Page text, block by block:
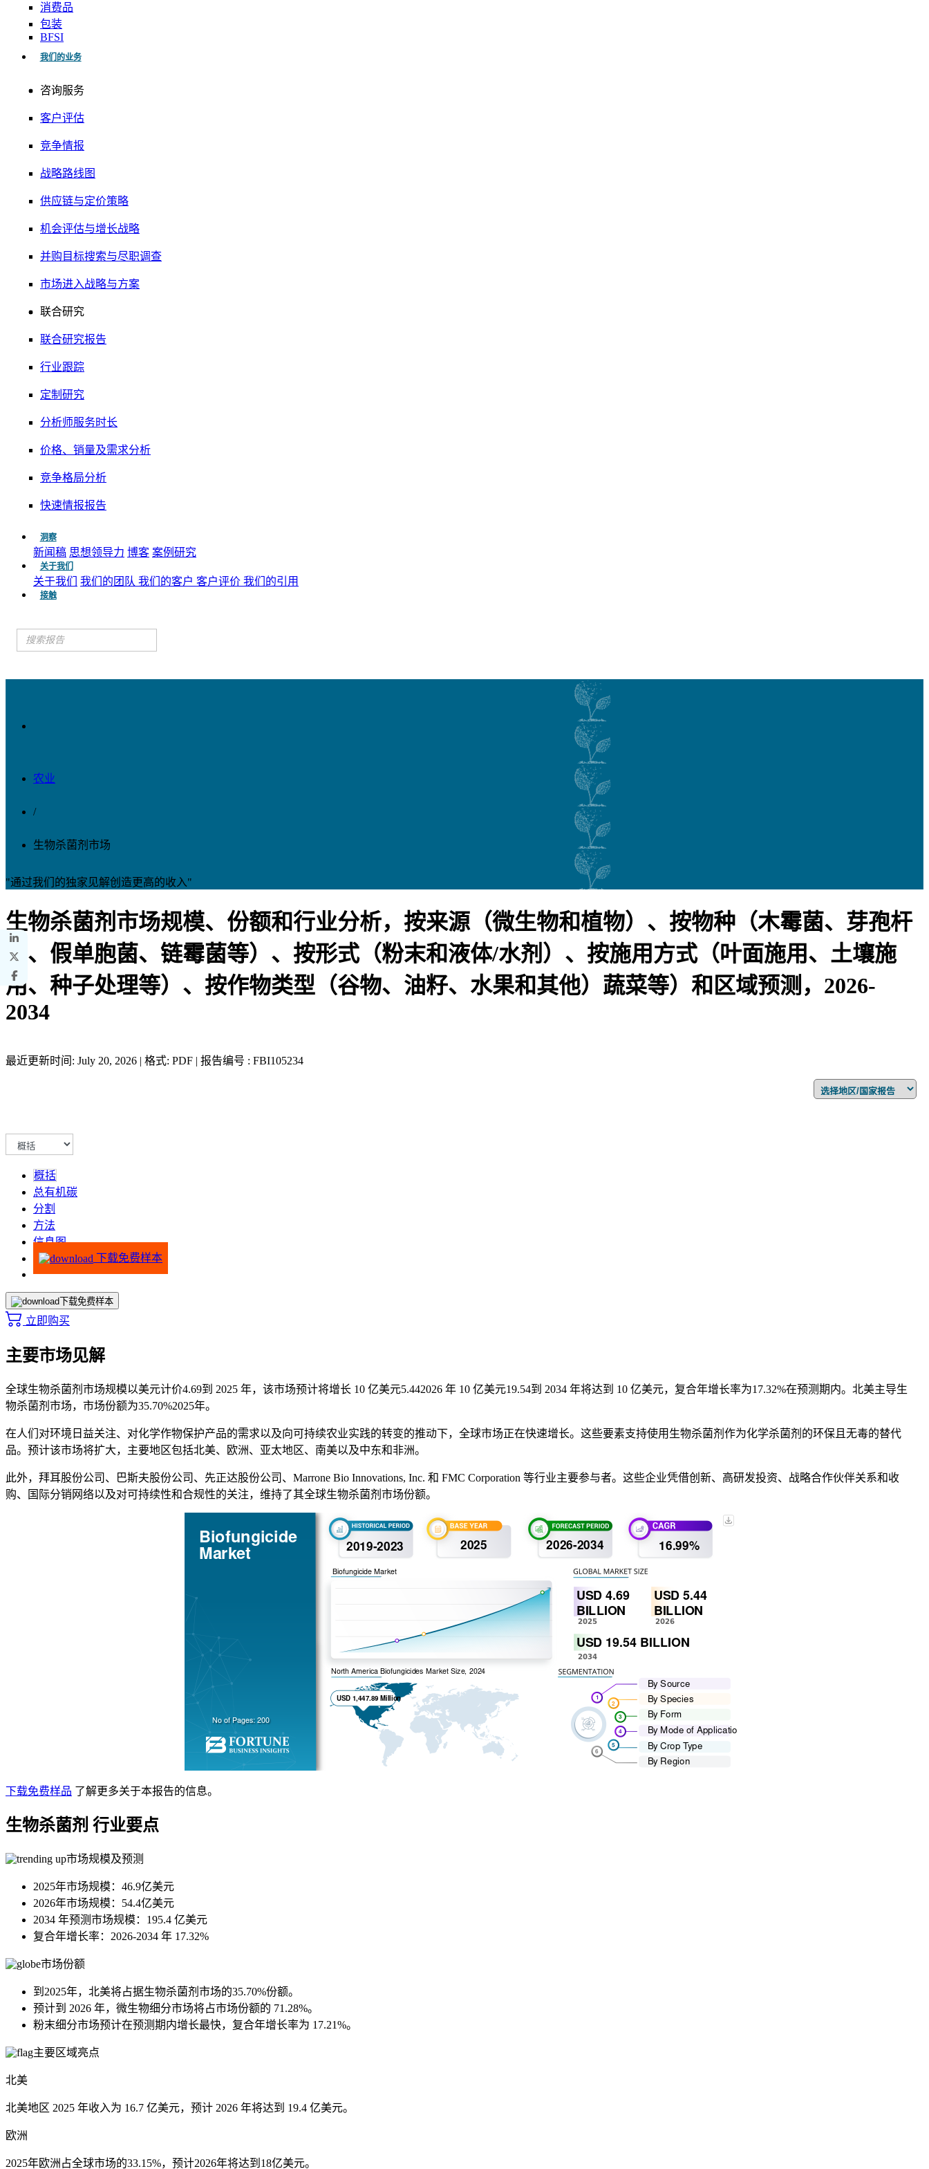
消费品
包装
BFSI
我们的业务
咨询服务
客户评估
竞争情报
战略路线图
供应链与定价策略
机会评估与增长战略
并购目标搜索与尽职调查
市场进入战略与方案
联合研究
联合研究报告
行业跟踪
定制研究
分析师服务时长
价格、销量及需求分析
竞争格局分析
快速情报报告
洞察
新闻稿 思想领导力 博客 案例研究
关于我们
关于我们 我们的团队 我们的客户 客户评价 我们的引用
接触
农业
/
生物杀菌剂市场
"通过我们的独家见解创造更高的收入"
生物杀菌剂市场规模、份额和行业分析，按来源（微生物和植物）、按物种（木霉菌、芽孢杆
菌、假单胞菌、链霉菌等）、按形式（粉末和液体/水剂）、按施用方式（叶面施用、土壤施
用、种子处理等）、按作物类型（谷物、油籽、水果和其他）蔬菜等）和区域预测，2026-
2034
最近更新时间: July 20, 2026 | 格式: PDF | 报告编号 : FBI105234
概括
总有机碳
分割
方法
信息图
下载免费样本
下载免费样本
立即购买
主要市场见解
全球生物杀菌剂市场规模以美元计价4.69到 2025 年，该市场预计将增长 10 亿美元5.442026 年 10 亿美元19.54到 2034 年将达到 10 亿美元，复合年增长率为17.32%在预测期内。北美主导生
物杀菌剂市场，市场份额为35.70%2025年。
在人们对环境日益关注、对化学作物保护产品的需求以及向可持续农业实践的转变的推动下，全球市场正在快速增长。这些要素支持使用生物杀菌剂作为化学杀菌剂的环保且无毒的替代
品。预计该市场将扩大，主要地区包括北美、欧洲、亚太地区、南美以及中东和非洲。
此外，拜耳股份公司、巴斯夫股份公司、先正达股份公司、Marrone Bio Innovations, Inc. 和 FMC Corporation 等行业主要参与者。这些企业凭借创新、高研发投资、战略合作伙伴关系和收
购、国际分销网络以及对可持续性和合规性的关注，维持了其全球生物杀菌剂市场份额。
下载免费样品 了解更多关于本报告的信息。
生物杀菌剂 行业要点
市场规模及预测
2025年市场规模：46.9亿美元
2026年市场规模：54.4亿美元
2034 年预测市场规模：195.4 亿美元
复合年增长率：2026-2034 年 17.32%
市场份额
到2025年，北美将占据生物杀菌剂市场的35.70%份额。
预计到 2026 年，微生物细分市场将占市场份额的 71.28%。
粉末细分市场预计在预测期内增长最快，复合年增长率为 17.21%。
主要区域亮点
北美
北美地区 2025 年收入为 16.7 亿美元，预计 2026 年将达到 19.4 亿美元。
欧洲
2025年欧洲占全球市场的33.15%，预计2026年将达到18亿美元。